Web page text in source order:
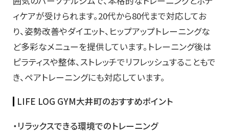
ィケアが受けられます。20代から80代まで対応してお
り、姿勢改善やダイエット、ヒップアップトレーニングな
ど多彩なメニューを提供しています。トレーニング後は
ピラティスや整体、ストレッチでリフレッシュすることもで
き、ペアトレーニングにも対応しています。
LIFE LOG GYM大井町のおすすめポイント
・リラックスできる環境でのトレーニング